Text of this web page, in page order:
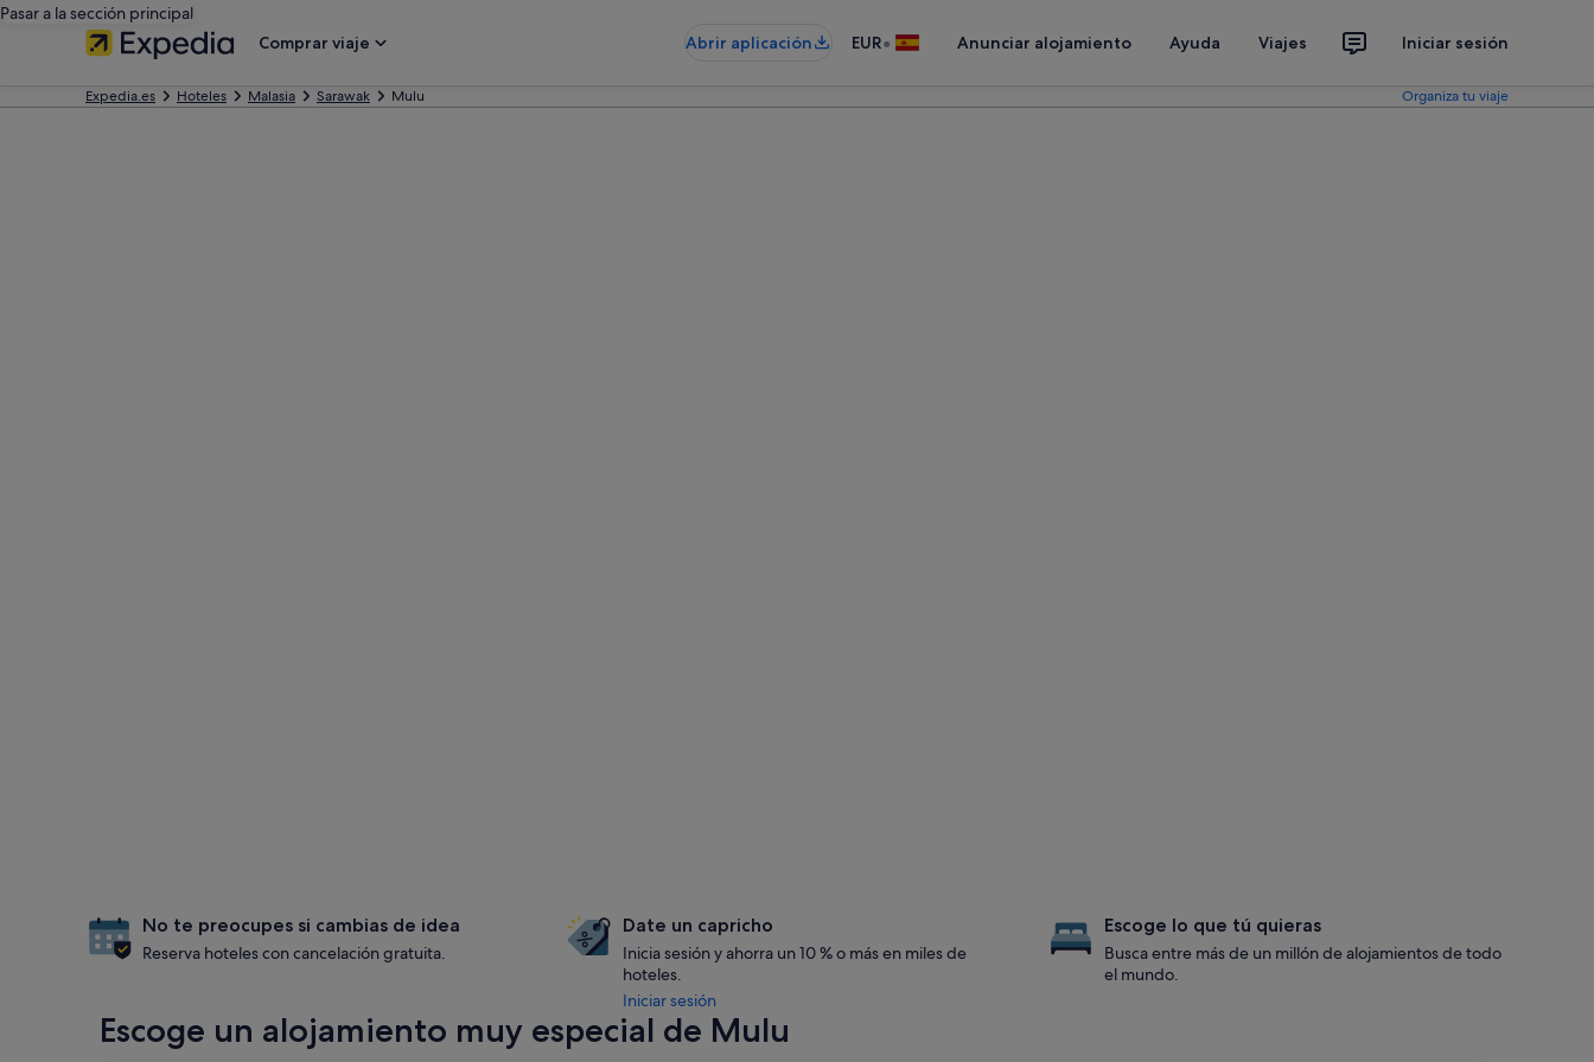
Pasar a la sección principal
Comprar viaje
Abrir aplicación EUR• Anunciar alojamiento Ayuda Viajes Iniciar sesión
Expedia.es Hoteles Malasia Sarawak Mulu Organiza tu viaje
No te preocupes si cambias de idea
Reserva hoteles con cancelación gratuita.
Date un capricho
Inicia sesión y ahorra un 10 % o más en miles de
hoteles.
Iniciar sesión
Escoge lo que tú quieras
Busca entre más de un millón de alojamientos de todo
el mundo.
Escoge un alojamiento muy especial de Mulu